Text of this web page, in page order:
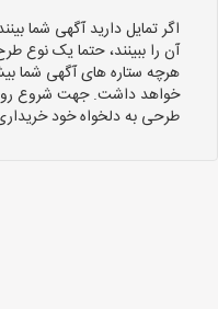
اگر تمایل دارید آگهی شما
آن را ببینند، حتما یک نوع
هرچه ستاره های آگهی شما
خواهد داشت. جهت شروع
طرحی به دلخواه خود